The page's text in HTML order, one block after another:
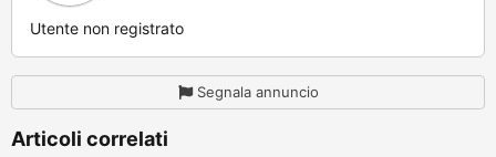
Utente non registrato
Segnala annuncio
Articoli correlati